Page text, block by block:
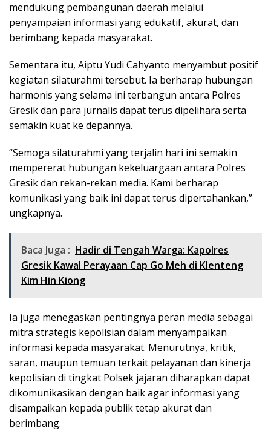
mendukung pembangunan daerah melalui
penyampaian informasi yang edukatif, akurat, dan
berimbang kepada masyarakat.
Sementara itu, Aiptu Yudi Cahyanto menyambut positif
kegiatan silaturahmi tersebut. Ia berharap hubungan
harmonis yang selama ini terbangun antara Polres
Gresik dan para jurnalis dapat terus dipelihara serta
semakin kuat ke depannya.
“Semoga silaturahmi yang terjalin hari ini semakin
mempererat hubungan kekeluargaan antara Polres
Gresik dan rekan-rekan media. Kami berharap
komunikasi yang baik ini dapat terus dipertahankan,”
ungkapnya.
Baca Juga : Hadir di Tengah Warga: Kapolres
Gresik Kawal Perayaan Cap Go Meh di Klenteng
Kim Hin Kiong
Ia juga menegaskan pentingnya peran media sebagai
mitra strategis kepolisian dalam menyampaikan
informasi kepada masyarakat. Menurutnya, kritik,
saran, maupun temuan terkait pelayanan dan kinerja
kepolisian di tingkat Polsek jajaran diharapkan dapat
dikomunikasikan dengan baik agar informasi yang
disampaikan kepada publik tetap akurat dan
berimbang.